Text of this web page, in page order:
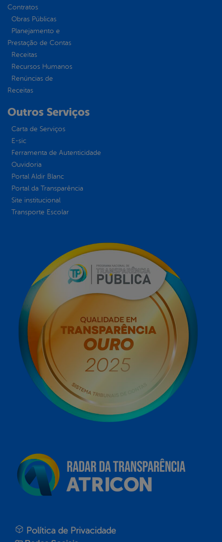
Contratos
Obras Públicas
Planejamento e
Prestação de Contas
Receitas
Recursos Humanos
Renúncias de
Receitas
Outros Serviços
Carta de Serviços
E-sic
Ferramenta de Autenticidade
Ouvidoria
Portal Aldir Blanc
Portal da Transparência
Site institucional
Transporte Escolar
Política de Privacidade